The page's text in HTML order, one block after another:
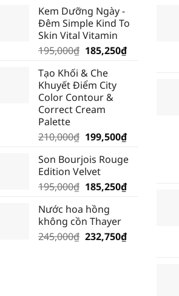
Kem Dưỡng Ngày -
Đêm Simple Kind To
Skin Vital Vitamin
195,000₫ Giá
là:
195,000₫.
185,250₫Giá
Tạo Khối & Che
Khuyết Điểm City
Color Contour &
Correct Cream
Palette
210,000₫ Giá
là:
210,000₫.
199,500₫Giá
tại
199,500₫.
Son Bourjois Rouge
Edition Velvet
195,000₫ Giá
là:
195,000₫.
185,250₫Giá
185,250₫.
Nước hoa hồng
không cồn Thayer
245,000₫ Giá
232,750₫Giá